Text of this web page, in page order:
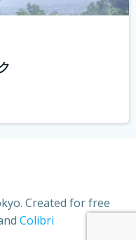
Created for free
Colibri